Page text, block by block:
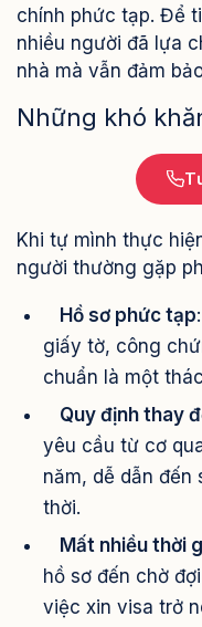
chính phức tạp. Để
nhiều người đã lựa
nhà mà vẫn đảm
Những khó
Khi tự mình thực
người thường gặp
Hồ sơ phức tạp
giấy tờ, công
chuẩn là một
Quy định thay
yêu cầu từ cơ
năm, dễ dẫn đến
thời.
Mất nhiều thời
hồ sơ đến chờ
việc xin visa trở